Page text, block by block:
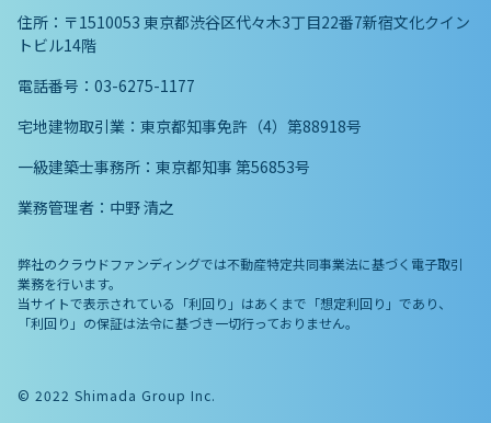
住所：〒1510053 東京都渋谷区代々木3丁目22番7新宿文化クイン
トビル14階
電話番号：03-6275-1177
宅地建物取引業：東京都知事免許（4）第88918号
一級建築士事務所：東京都知事 第56853号
業務管理者：中野 清之
弊社のクラウドファンディングでは不動産特定共同事業法に基づく電子取引
業務を行います。
当サイトで表示されている「利回り」はあくまで「想定利回り」であり、
「利回り」の保証は法令に基づき一切行っておりません。
© 2022 Shimada Group Inc.︎